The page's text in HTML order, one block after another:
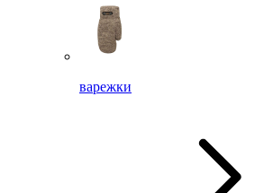
варежки